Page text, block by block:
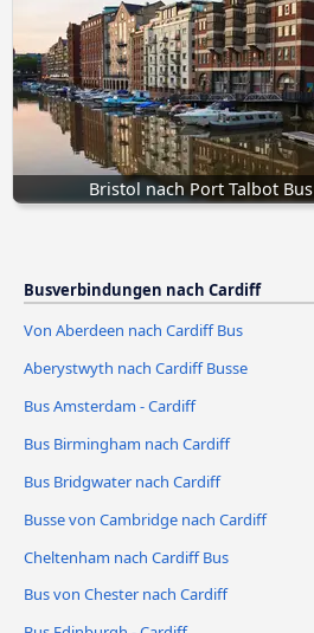
Bristol nach Port Talbot Bus
Busverbindungen nach Cardiff
Von Aberdeen nach Cardiff Bus
Aberystwyth nach Cardiff Busse
Bus Amsterdam - Cardiff
Bus Birmingham nach Cardiff
Bus Bridgwater nach Cardiff
Busse von Cambridge nach Cardiff
Cheltenham nach Cardiff Bus
Bus von Chester nach Cardiff